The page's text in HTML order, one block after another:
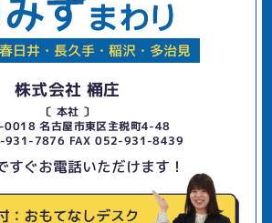
日井・長久手・稲沢・多治見
株式会社 桶庄
〔 本社 〕
名古屋市東区主税町4-48
931-7876 FAX 052-931-8439
すぐお電話いただけます！